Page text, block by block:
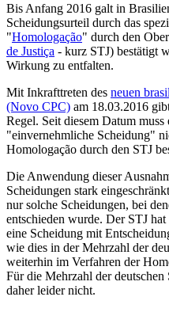
Bis Anfang 2016 galt in
Scheidungsurteil durch das
"Homologação" durch den
de Justiça - kurz STJ) bestätigt
Wirkung zu entfalten.
Mit Inkrafttreten des neuen
(Novo CPC) am 18.03.2016
Regel. Seit diesem Datum
"einvernehmliche Scheidung"
Homologação durch den STJ
Die Anwendung dieser
Scheidungen stark
nur solche Scheidungen, bei
entschieden wurde. Der STJ
eine Scheidung mit
wie dies in der Mehrzahl der
weiterhin im Verfahren der
Für die Mehrzahl der
daher leider nicht.